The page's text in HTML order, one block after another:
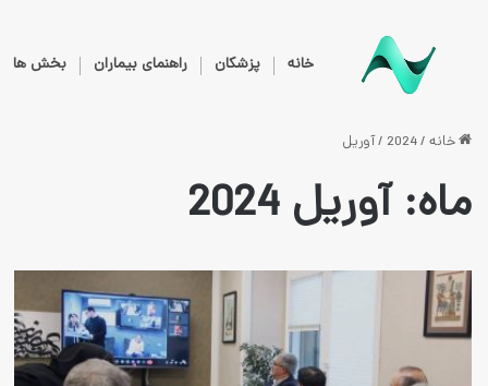
خانه پزشکان راهنمای بیماران بخش ها
خانه /
2024
/آوریل
ماه:آوریل 2024